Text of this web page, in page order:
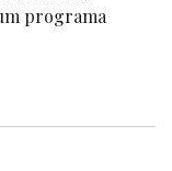
programa